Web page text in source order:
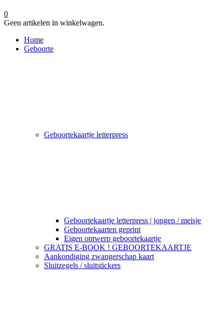
0
Geen artikelen in winkelwagen.
Home
Geboorte
Geboortekaartje letterpress
Geboortekaartje letterpress | jongen / meisje
Geboortekaarten geprint
Eigen ontwerp geboortekaartje
GRATIS E-BOOK ! GEBOORTEKAARTJE
Aankondiging zwangerschap kaart
Sluitzegels / sluitstickers